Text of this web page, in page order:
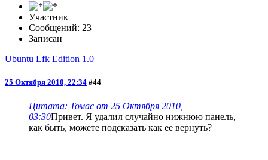
Участник
Сообщений: 23
Записан
Ubuntu Lfk Edition 1.0
25 Октября 2010, 22:34 #44
Цитата: Томас от 25 Октября 2010,
03:30Привет. Я удалил случайно нижнюю панель,
как быть, можете подсказать как ее вернуть?